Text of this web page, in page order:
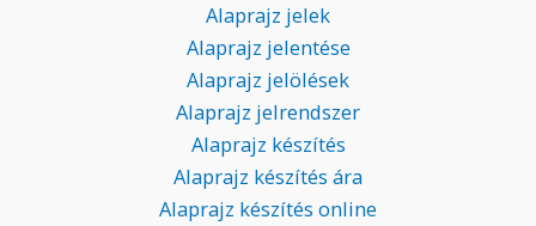
Alaprajz jelek
Alaprajz jelentése
Alaprajz jelölések
Alaprajz jelrendszer
Alaprajz készítés
Alaprajz készítés ára
Alaprajz készítés online